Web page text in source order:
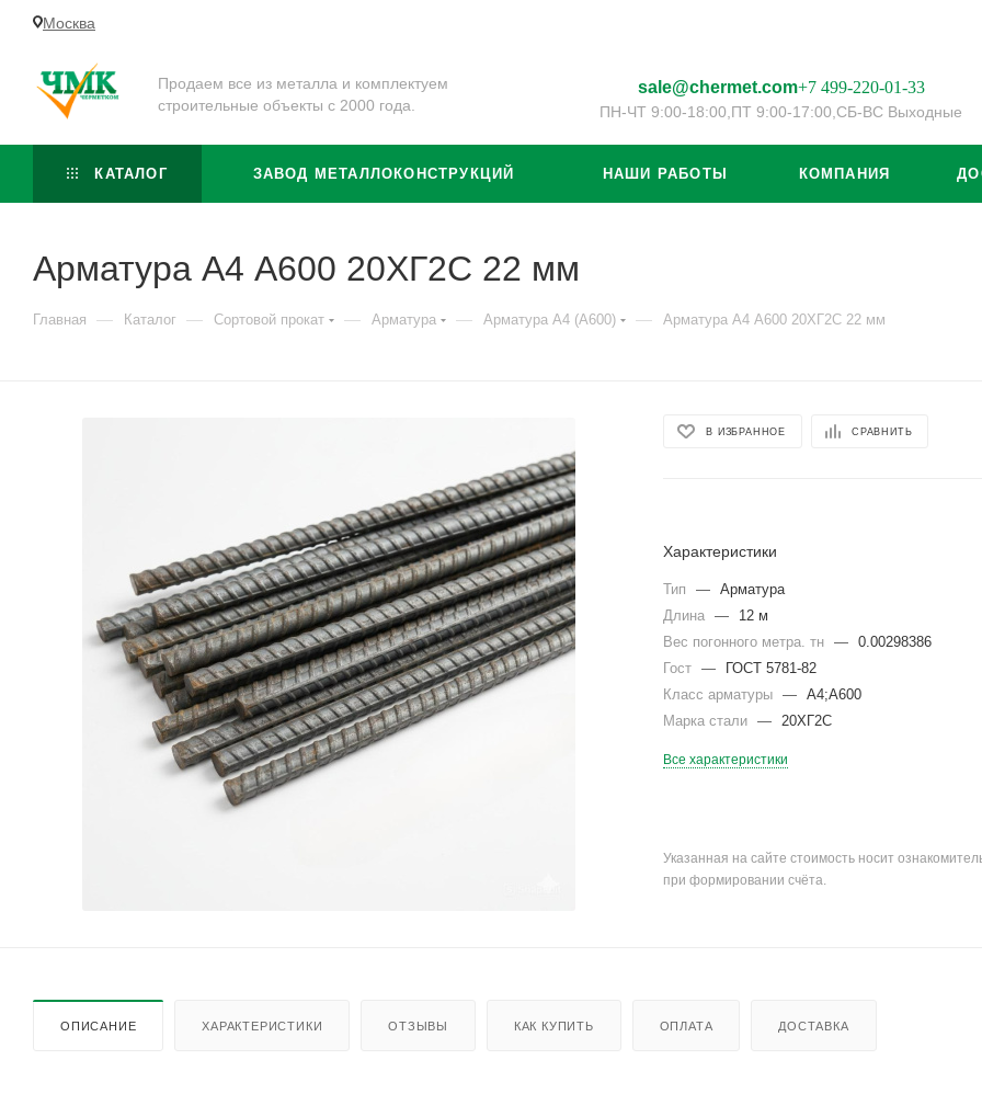
Москва
Продаем все из металла и комплектуем
строительные объекты с 2000 года.
sale@chermet.com+7 499-220-01-33
ПН-ЧТ 9:00-18:00, ПТ 9:00-17:00, СБ-ВС Выходные
КАТАЛОГ ЗАВОД МЕТАЛЛОКОНСТРУКЦИЙ НАШИ РАБОТЫ КОМПАНИЯ
Арматура А4 А600 20ХГ2С 22 мм
Главная — Каталог — Сортовой прокат — Арматура — Арматура А4 (А600) — Арматура А4 А600 20ХГ2С 22 мм
В ИЗБРАННОЕ СРАВНИТЬ
Характеристики
Тип —
Арматура
Длина
—
12 м
Вес погонного метра. тн
—
0.00298386
Гост
—
ГОСТ 5781-82
Класс арматуры
—
А4;А600
Марка стали
— 20ХГ2С
Все характеристики
Указанная на сайте стоимость носит
при формировании счёта.
ОПИСАНИЕ ХАРАКТЕРИСТИКИ ОТЗЫВЫ КАК КУПИТЬ ОПЛАТА ДОСТАВКА